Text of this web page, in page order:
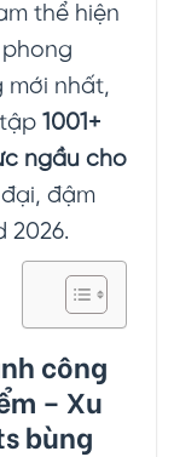
thể hiện
mới nhất,
1001+
ngầu cho
đậm
2026.
công
– Xu
bùng